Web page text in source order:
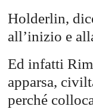
Holderlin,
all’inizio e
Ed infatti
apparsa,
perché